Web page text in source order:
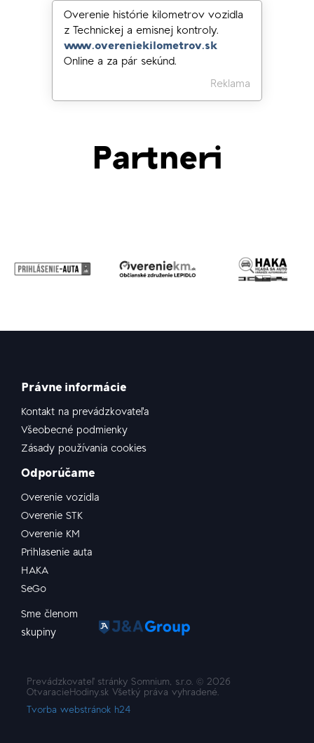
Overenie histórie kilometrov vozidla
z Technickej a emisnej kontroly.
www.overeniekilometrov.sk
Online a za pár sekúnd.
Reklama
Partneri
Právne informácie
Kontakt na prevádzkovateľa
Všeobecné podmienky
Zásady používania cookies
Odporúčame
Overenie vozidla
Overenie STK
Overenie KM
Prihlasenie auta
HAKA
SeGo
Sme členom
skupiny
Prevádzkovateľ stránky Somnium, s.r.o. © 2026
OtvaracieHodiny.sk Všetký práva vyhradené.
Tvorba webstránok h24